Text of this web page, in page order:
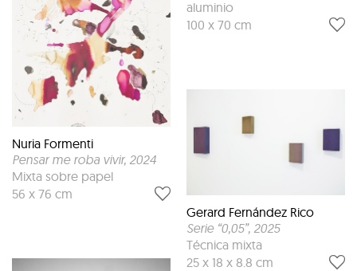
Nuria Formenti
Pensar me roba vivir, 2024
Mixta sobre papel
56 x 76 cm
aluminio
100 x 70 cm
Gerard Fernández Rico
Serie “0,05”, 2025
Técnica mixta
25 x 18 x 8.8 cm